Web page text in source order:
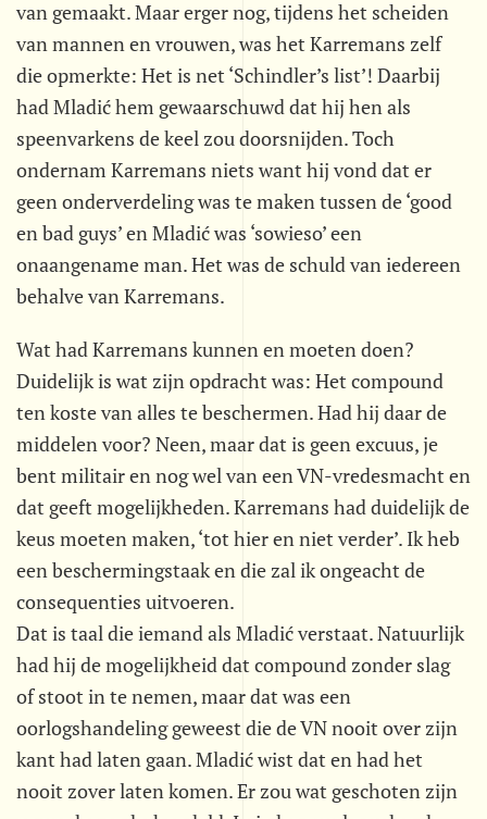
van gemaakt. Maar erger nog, tijdens het scheiden
van mannen en vrouwen, was het Karremans zelf
die opmerkte: Het is net ‘Schindler’s list’! Daarbij
had Mladić hem gewaarschuwd dat hij hen als
speenvarkens de keel zou doorsnijden. Toch
ondernam Karremans niets want hij vond dat er
geen onderverdeling was te maken tussen de ‘good
en bad guys’ en Mladić was ‘sowieso’ een
onaangename man. Het was de schuld van iedereen
behalve van Karremans.
Wat had Karremans kunnen en moeten doen?
Duidelijk is wat zijn opdracht was: Het compound
ten koste van alles te beschermen. Had hij daar de
middelen voor? Neen, maar dat is geen excuus, je
bent militair en nog wel van een VN-vredesmacht en
dat geeft mogelijkheden. Karremans had duidelijk de
keus moeten maken, ‘tot hier en niet verder’. Ik heb
een beschermingstaak en die zal ik ongeacht de
consequenties uitvoeren.
Dat is taal die iemand als Mladić verstaat. Natuurlijk
had hij de mogelijkheid dat compound zonder slag
of stoot in te nemen, maar dat was een
oorlogshandeling geweest die de VN nooit over zijn
kant had laten gaan. Mladić wist dat en had het
nooit zover laten komen. Er zou wat geschoten zijn